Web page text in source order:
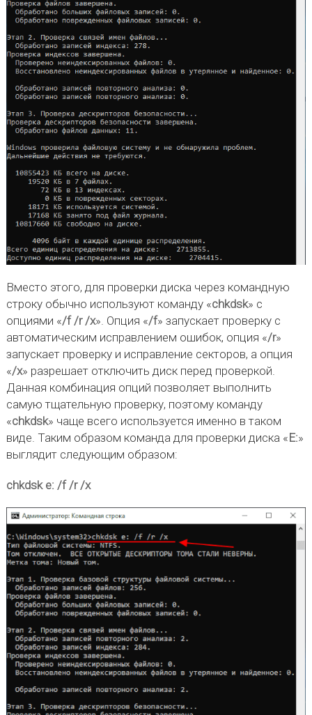
Вместо этого, для проверки диска через командную
строку обычно используют команду «chkdsk» с
опциями «/f /r /x». Опция «/f» запускает проверку с
автоматическим исправлением ошибок, опция «/r»
запускает проверку и исправление секторов, а опция
«/x» разрешает отключить диск перед проверкой.
Данная комбинация опций позволяет выполнить
самую тщательную проверку, поэтому команду
«chkdsk» чаще всего используется именно в таком
виде. Таким образом команда для проверки диска « E:»
выглядит следующим образом:
chkdsk e: /f /r /x